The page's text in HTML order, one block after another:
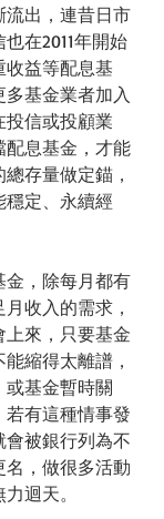
流出，連昔日市
在2011年開始
收益等配息基
基金業者加入
信或投顧業
配息基金，才能
存量做定錨，
定、永續經
金，除每月都有
收入的需求，
來，只要基金
縮得太離譜，
或基金暫時關
若有這種情事發
被銀行列為不
，做很多活動
迴天。